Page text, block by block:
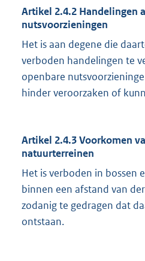
Artikel 2.4.2 Handelingen
nutsvoorzieningen
Het is aan degene die
verboden handelingen te
openbare
hinder veroorzaken of
Artikel 2.4.3Voorkomen
natuurterreinen
Het is verboden in bossen
binnen een afstand van
zodanig te gedragen dat
ontstaan.